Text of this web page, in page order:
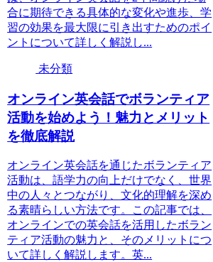
合に期待できる具体的な変化や進歩、学
習の効果を最大限に引き出すためのポイ
ントについて詳しく解説し...
未分類
オンライン英会話でボランティア
活動を始めよう！魅力とメリット
を徹底解説
オンライン英会話を通じたボランティア
活動は、語学力の向上だけでなく、世界
中の人々とつながり、文化的理解を深め
る素晴らしい方法です。この記事では、
オンラインでの英会話を活用したボラン
ティア活動の魅力と、そのメリットにつ
いて詳しく解説します。英...